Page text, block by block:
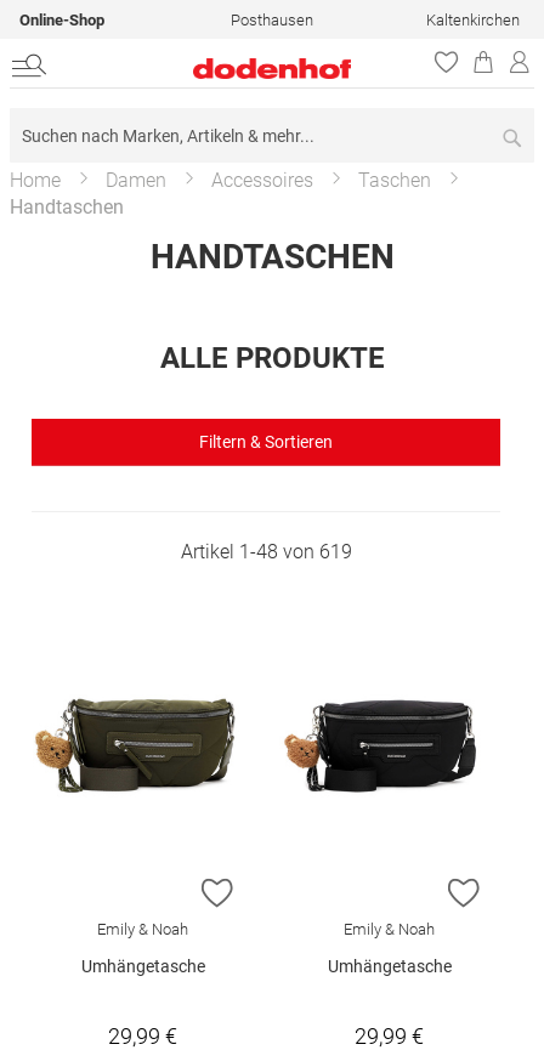
Online-Shop Posthausen Kaltenkirchen
Home Damen Accessoires
Taschen
Handtaschen
HANDTASCHEN
ALLE PRODUKTE
Filtern & Sortieren
Artikel 1-48 von 619
ZUR WUNSCHLISTE HINZUFÜGEN
Emily & Noah
Umhängetasche
29,99 €
ZUR
Emily & Noah
Umhängetasche
29,99 €